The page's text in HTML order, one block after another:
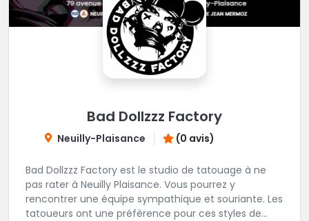
Bad Dollzzz Factory
Neuilly-Plaisance (0 avis)
Bad Dollzzz Factory est le studio de tatouage à ne
pas rater à Neuilly Plaisance. Vous pourrez y
rencontrer une équipe sympathique et souriante. Les
tatoueurs ont une préfèrence pour ces styles de